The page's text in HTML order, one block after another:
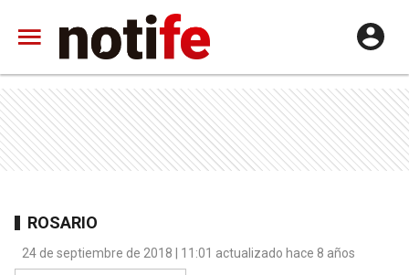
ROSARIO
24 de septiembre de 2018 | 11:01 actualizado hace 8 años